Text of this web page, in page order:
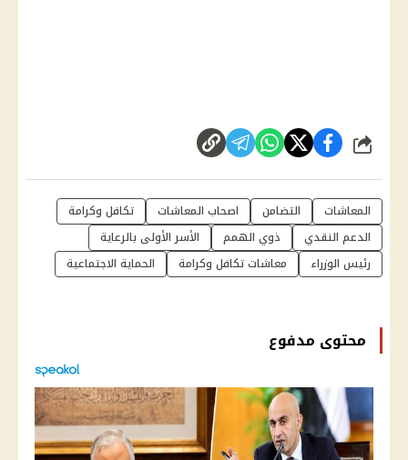
شارك
المعاشات التضامن اصحاب المعاشات
تكافل وكرامة
الدعم النقدي
ذوي الهمم
الأسر الأولى بالرعاية
رئيس الوزراء
معاشات تكافل وكرامة الحماية الاجتماعية
محتوى مدفوع